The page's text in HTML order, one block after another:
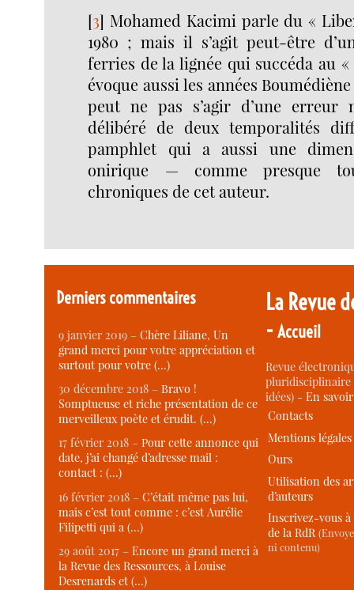
[3] Mohamed Kacimi parle du «
1980 ; mais il s’agit peut-être
ferries de la lignée qui succéda au
évoque aussi les années
peut ne pas s’agir d’une erreur
délibéré de deux temporalités
pamphlet qui a aussi une
onirique — comme presque
chroniques de cet auteur.
Derniers commentaires
9 janvier 2019 –Chère Liliane, Un
grand merci pour votre appréciation et
surtout pour votre (…)
30 décembre 2018 –Bravo !
Somptueuse et riche présentation de ce
merveilleux poète et érudit. (…)
17 février 2018 –Pour cette annonce qui
date, j’ai changé d’adresse mail :
contact : (…)
16 février 2018 –C’était même pas lui,
mais c’est tout comme : c’est Aurélie
Filipetti qui a (…)
29 août 2017 –Encore un grand merci à
la Revue des Ressources, à Louise
Desrenards et (…)
La Revue
-Accueil
Revue
idées) -En
Contacts
Mentions légales
Ours
Utilisation des
d’auteurs
Inscrivez-vous
de la RdR
ni contenu)